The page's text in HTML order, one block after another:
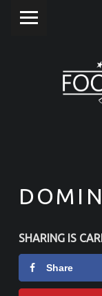
SHARING IS
Share